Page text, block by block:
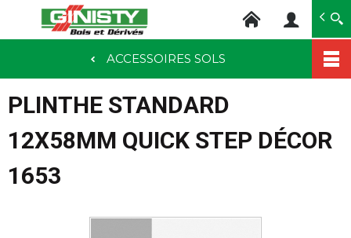
au
contenu
ACCESSOIRES SOLS
PLINTHE STANDARD
12X58MM QUICK STEP DÉCOR
1653